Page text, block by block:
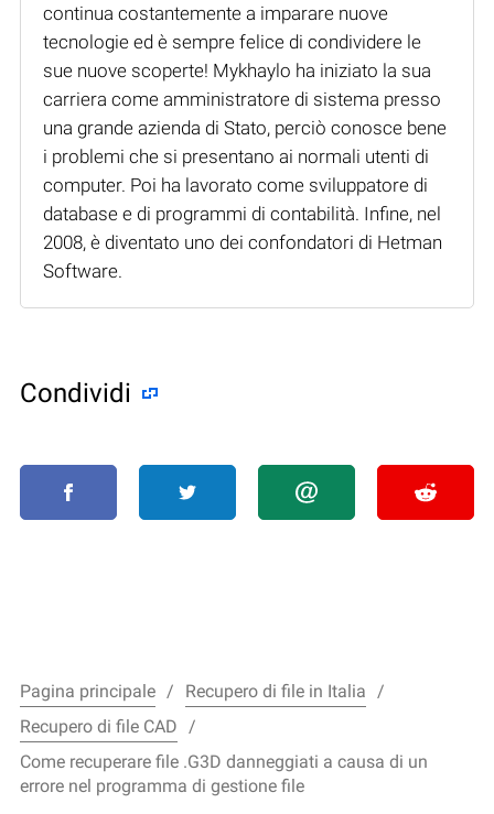
continua costantemente a imparare nuove
tecnologie ed è sempre felice di condividere le
sue nuove scoperte! Mykhaylo ha iniziato la sua
carriera come amministratore di sistema presso
una grande azienda di Stato, perciò conosce bene
i problemi che si presentano ai normali utenti di
computer. Poi ha lavorato come sviluppatore di
database e di programmi di contabilità. Infine, nel
2008, è diventato uno dei confondatori di Hetman
Software.
Condividi
Pagina principale
Recupero di file in Italia
Recupero di file CAD
Come recuperare file .G3D danneggiati a causa di un
errore nel programma di gestione file